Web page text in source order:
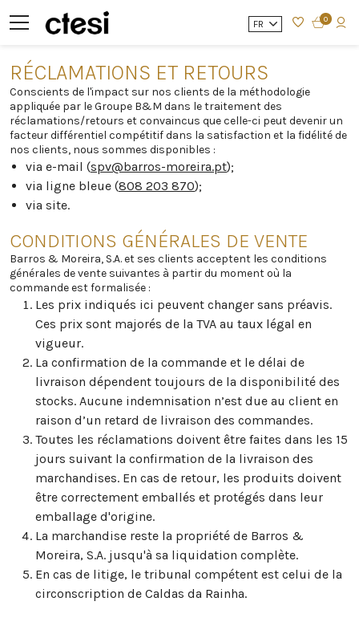
FR 0
RÉCLAMATIONS ET RETOURS
Conscients de l'impact sur nos clients de la méthodologie
appliquée par le Groupe B&M dans le traitement des
réclamations/retours et convaincus que celle-ci peut devenir un
facteur différentiel compétitif dans la satisfaction et la fidélité de
nos clients, nous sommes disponibles :
via e-mail (spv@barros-moreira.pt);
via ligne bleue (808 203 870);
via site.
CONDITIONS GÉNÉRALES DE VENTE
Barros & Moreira, S.A. et ses clients acceptent les conditions
générales de vente suivantes à partir du moment où la
commande est formalisée :
Les prix indiqués ici peuvent changer sans préavis.
Ces prix sont majorés de la TVA au taux légal en
vigueur.
La confirmation de la commande et le délai de
livraison dépendent toujours de la disponibilité des
stocks. Aucune indemnisation n’est due au client en
raison d’un retard de livraison des commandes.
Toutes les réclamations doivent être faites dans les 15
jours suivant la confirmation de la livraison des
marchandises. En cas de retour, les produits doivent
être correctement emballés et protégés dans leur
emballage d'origine.
La marchandise reste la propriété de Barros &
Moreira, S.A. jusqu'à sa liquidation complète.
En cas de litige, le tribunal compétent est celui de la
circonscription de Caldas da Rainha.